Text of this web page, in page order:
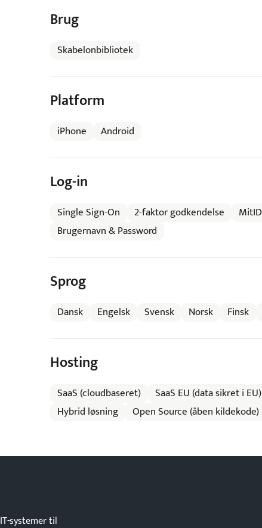
Brug
Skabelonbibliotek
Platform
iPhone Android
Log-in
Single Sign-On 2-faktor godkendelse MitID
Brugernavn & Password
Sprog
Dansk Engelsk Svensk Norsk Finsk
Hosting
SaaS (cloudbaseret) SaaS EU (data sikret i EU)
Hybrid løsning
Open Source (åben kildekode)
IT-systemer til